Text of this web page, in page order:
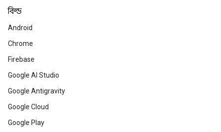
বিল্ড
Android
Chrome
Firebase
Google AI Studio
Google Antigravity
Google Cloud
Google Play